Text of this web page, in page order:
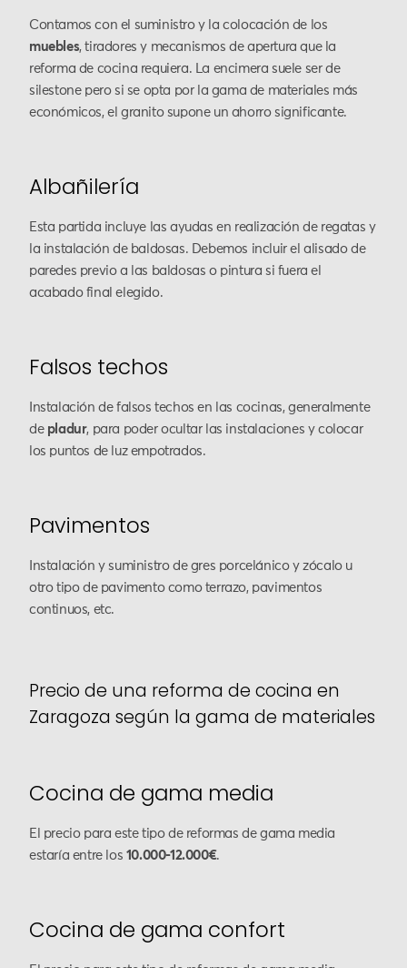
Contamos con el suministro y la colocación de los
muebles, tiradores y mecanismos de apertura que la
reforma de cocina requiera. La encimera suele ser de
silestone pero si se opta por la gama de materiales más
económicos, el granito supone un ahorro significante.
Albañilería
Esta partida incluye las ayudas en realización de regatas y
la instalación de baldosas. Debemos incluir el alisado de
paredes previo a las baldosas o pintura si fuera el
acabado final elegido.
Falsos techos
Instalación de falsos techos en las cocinas, generalmente
de pladur, para poder ocultar las instalaciones y colocar
los puntos de luz empotrados.
Pavimentos
Instalación y suministro de gres porcelánico y zócalo u
otro tipo de pavimento como terrazo, pavimentos
continuos, etc.
Precio de una reforma de cocina en
Zaragoza según la gama de materiales
Cocina de gama media
El precio para este tipo de reformas de gama media
estaría entre los 10.000-12.000€.
Cocina de gama confort